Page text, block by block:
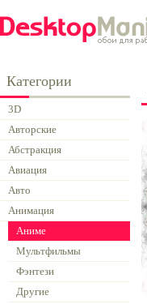
Категории
3D
Авторские
Абстракция
Авиация
Авто
Анимация
Аниме
Мультфильмы
Фэнтези
Другие